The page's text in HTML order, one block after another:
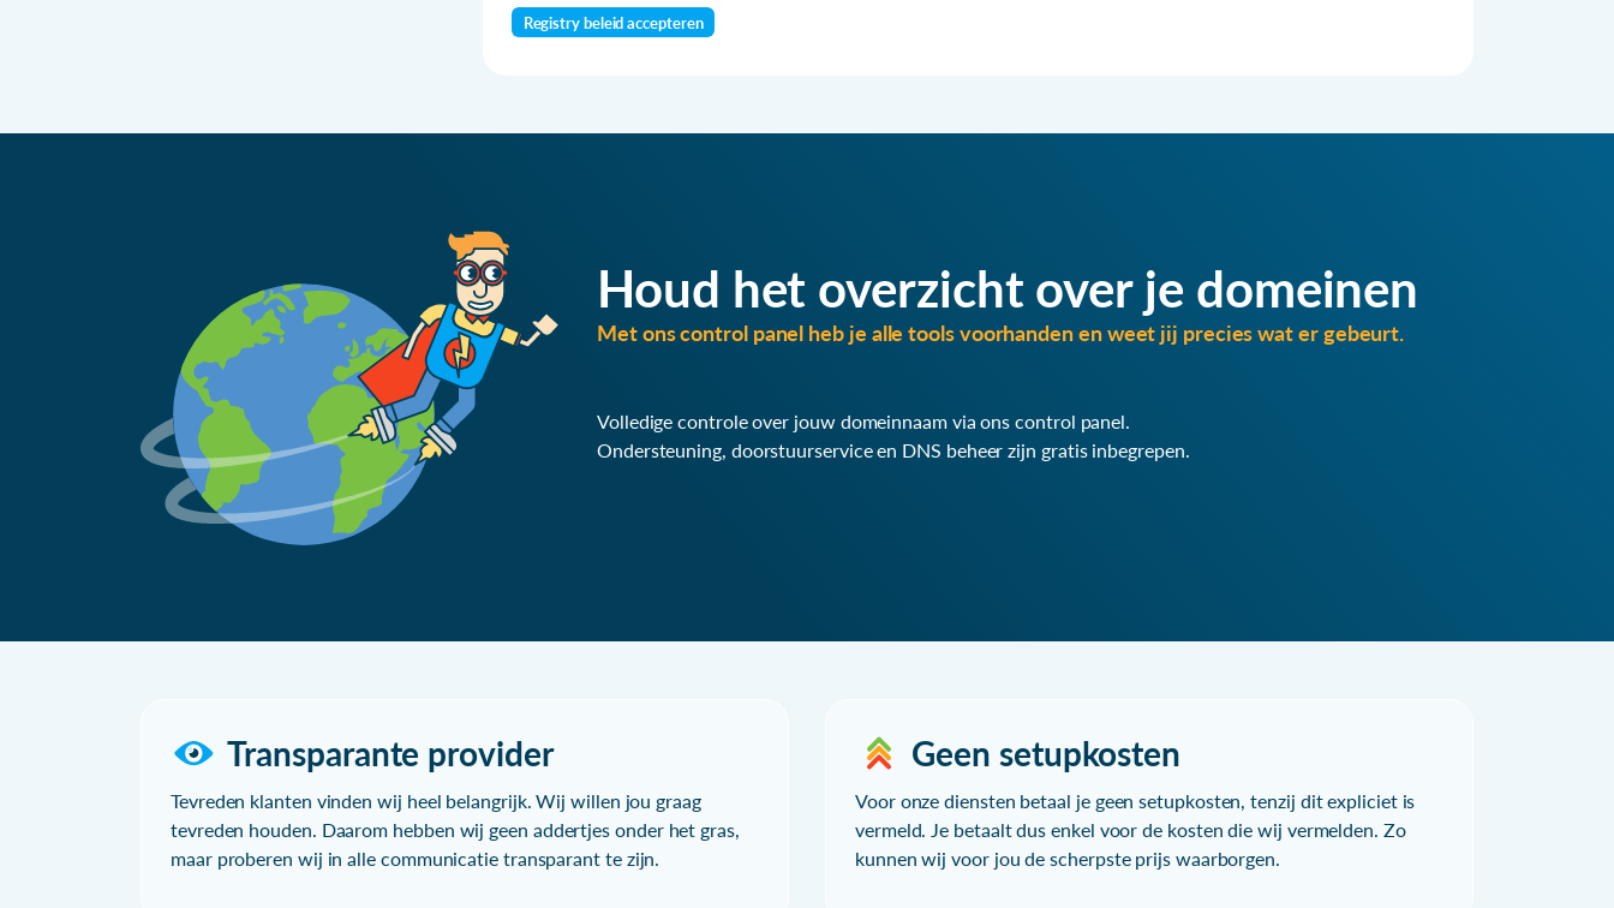
Registry beleid accepteren
Houd het overzicht over je domeinen
Met ons control panel heb je alle tools voorhanden en weet jij precies wat er gebeurt.
Volledige controle over jouw domeinnaam via ons control panel.
Ondersteuning, doorstuurservice en DNS beheer zijn gratis inbegrepen.
Transparante provider
Tevreden klanten vinden wij heel belangrijk. Wij willen jou graag
tevreden houden. Daarom hebben wij geen addertjes onder het gras,
maar proberen wij in alle communicatie transparant te zijn.
Geen setupkosten
Voor onze diensten betaal je geen setupkosten, tenzij dit expliciet is
vermeld. Je betaalt dus enkel voor de kosten die wij vermelden. Zo
kunnen wij voor jou de scherpste prijs waarborgen.